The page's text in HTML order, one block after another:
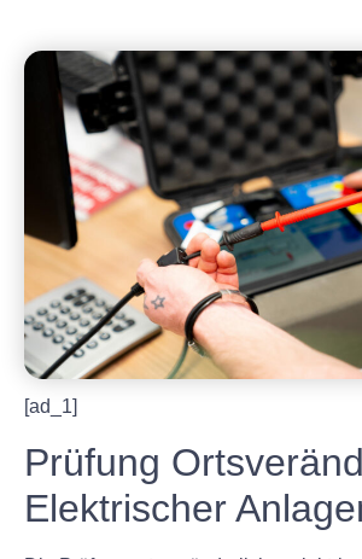
[ad_1]
Prüfung
Elektrischer